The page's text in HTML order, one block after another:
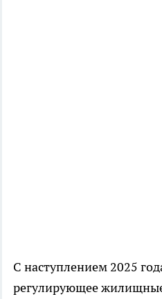
С наступлением 2025
регулирующее